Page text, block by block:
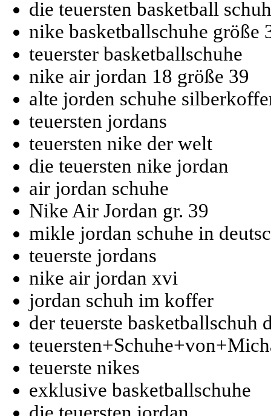
die teuersten basketball
nike basketballschuhe größe
teuerster basketballschuhe
nike air jordan 18 größe 39
alte jorden schuhe
teuersten jordans
teuersten nike der welt
die teuersten nike jordan
air jordan schuhe
Nike Air Jordan gr. 39
mikle jordan schuhe in
teuerste jordans
nike air jordan xvi
jordan schuh im koffer
der teuerste basketballschuh
teuerste nikes
exklusive basketballschuhe